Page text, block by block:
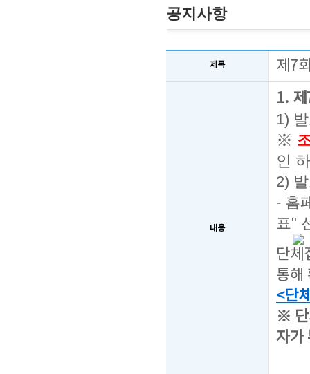
공지사항
제목 제7
내용
1.
1)
※
인
2)
- 홈
표"
단체
통해
<단
※ 단
자가